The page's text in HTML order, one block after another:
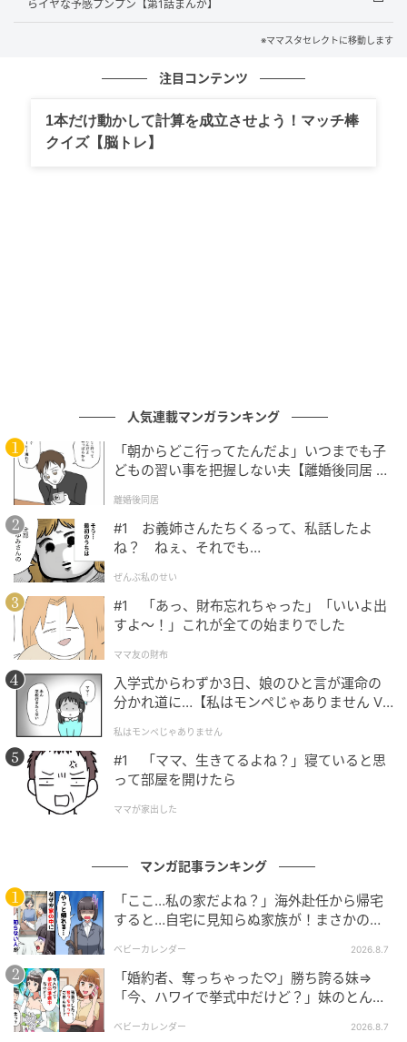
出典：select.mamastar.jp
出典：select.mamastar.jp
これからも娘家族を支えるつもりはありますが、私が
メインで孫の世話をするのはやめようと決めました。
最初は自分で始めた孫の世話でしたが、いつの間にか
義務のようになっていたのです。自分の意思で手伝う
かどうかを決められることは、私にとって大きな違い
でした。
らイヤな予感プンプン【第1話まんが】
※ママスタセレクトに移動します
注目コンテンツ
1本だけ動かして計算を成立させよう！マッチ棒
クイズ【脳トレ】
人気連載マンガランキング
「朝からどこ行ってたんだよ」いつまでも子
どもの習い事を把握しない夫【離婚後同居 Vo
離婚後同居
#1 お義姉さんたちくるって、私話したよ
ね？ ねぇ、それでも…
ぜんぶ私のせい
#1 「あっ、財布忘れちゃった」「いいよ出
すよ〜！」これが全ての始まりでした
ママ友の財布
入学式からわずか3日、娘のひと言が運命の
分かれ道に…【私はモンペじゃありません Vo
私はモンペじゃありません
#1 「ママ、生きてるよね？」寝ていると思
って部屋を開けたら
ママが家出した
マンガ記事ランキング
「ここ…私の家だよね？」海外赴任から帰宅
すると…自宅に見知らぬ家族が！まさかの真
ベビーカレンダー 2026.8.7
「婚約者、奪っちゃった♡」勝ち誇る妹⇒
「今、ハワイで挙式中だけど？」妹のとんで
ベビーカレンダー 2026.8.7